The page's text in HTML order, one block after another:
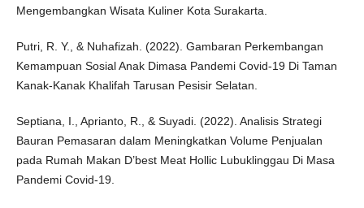
Mengembangkan Wisata Kuliner Kota Surakarta.
Putri, R. Y., & Nuhafizah. (2022). Gambaran Perkembangan
Kemampuan Sosial Anak Dimasa Pandemi Covid-19 Di Taman
Kanak-Kanak Khalifah Tarusan Pesisir Selatan.
Septiana, I., Aprianto, R., & Suyadi. (2022). Analisis Strategi
Bauran Pemasaran dalam Meningkatkan Volume Penjualan
pada Rumah Makan D’best Meat Hollic Lubuklinggau Di Masa
Pandemi Covid-19.